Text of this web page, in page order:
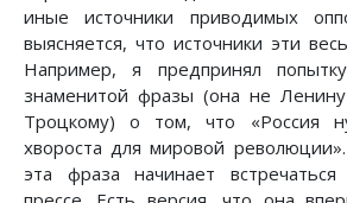
иные источники приводимых
выясняется, что источники эти
Например, я предпринял
знаменитой фразы (она не Ленину
Троцкому) о том, что «Россия
хвороста для мировой
эта фраза начинает